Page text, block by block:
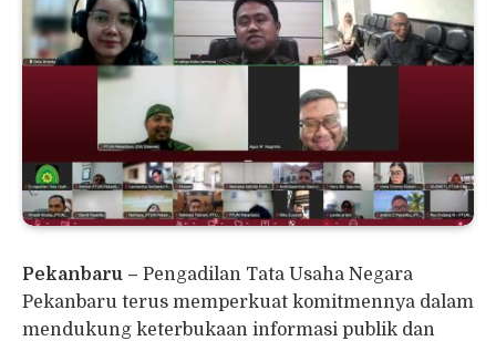
Pekanbaru – Pengadilan Tata Usaha Negara
Pekanbaru terus memperkuat komitmennya dalam
mendukung keterbukaan informasi publik dan